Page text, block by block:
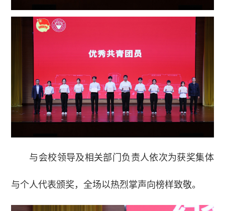
与会校领导及相关部门负责人依次为获奖集体
与个人代表颁奖，全场以热烈掌声向榜样致敬。